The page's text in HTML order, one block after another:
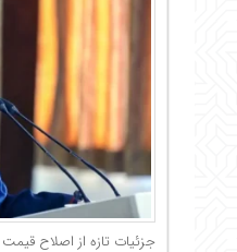
جزئیات تازه از اصلاح